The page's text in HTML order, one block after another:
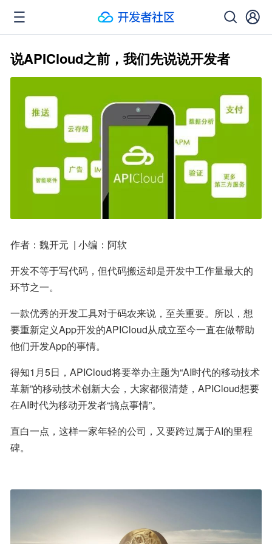
说APICloud之前，我们先说说开发者
作者：魏开元  | 小编：阿软
开发不等于写代码，但代码搬运却是开发中工作量最大的
环节之一。
一款优秀的开发工具对于码农来说，至关重要。所以，想
要重新定义App开发的APICloud从成立至今一直在做帮助
他们开发App的事情。
得知1月5日，APICloud将要举办主题为“AI时代的移动技术
革新”的移动技术创新大会，大家都很清楚，APICloud想要
在AI时代为移动开发者“搞点事情”。
直白一点，这样一家年轻的公司，又要跨过属于AI的里程
碑。